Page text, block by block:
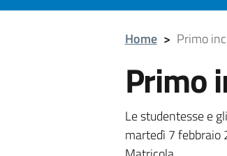
Home > Primo
Primo
Le studentesse e
martedì 7 febbraio